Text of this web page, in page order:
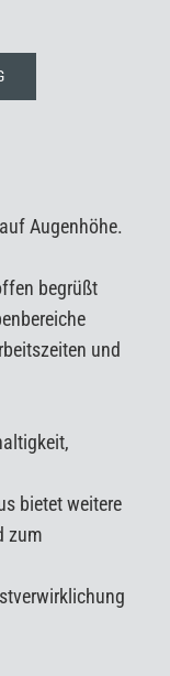
Augenhöhe.
begrüßt
und
bietet weitere
zum